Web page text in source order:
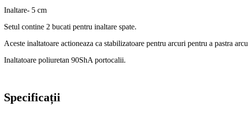
Inaltare- 5 cm
Setul contine 2 bucati pentru inaltare spate.
Aceste inaltatoare actioneaza ca stabilizatoare pentru arcuri pentru a pastra
Inaltatoare poliuretan 90ShA portocalii.
Specificații